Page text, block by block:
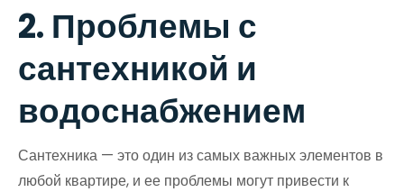
2. Проблемы с
сантехникой и
водоснабжением
Сантехника — это один из самых важных элементов в
любой квартире, и ее проблемы могут привести к